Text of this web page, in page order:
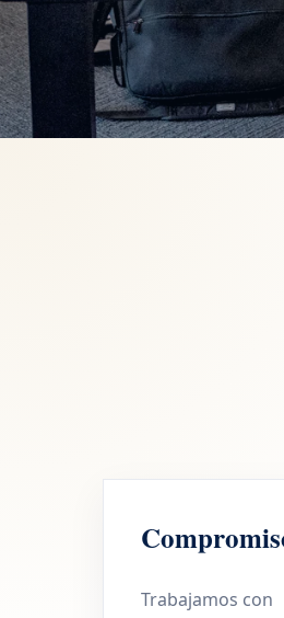
Trabajamos con